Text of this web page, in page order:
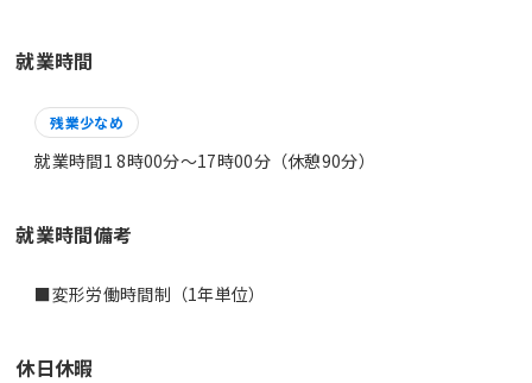
就業時間
残業少なめ
就業時間1 8時00分〜17時00分（休憩90分）
就業時間備考
休日休暇